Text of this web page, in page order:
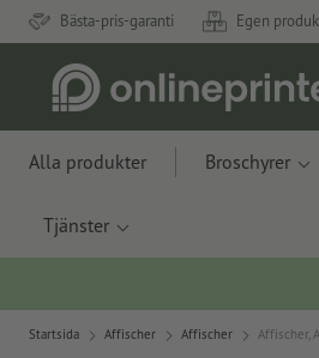
Bästa-pris-garanti Egen
Alla produkter Broschyrer
Tjänster
Startsida Affischer Affischer Affischer,